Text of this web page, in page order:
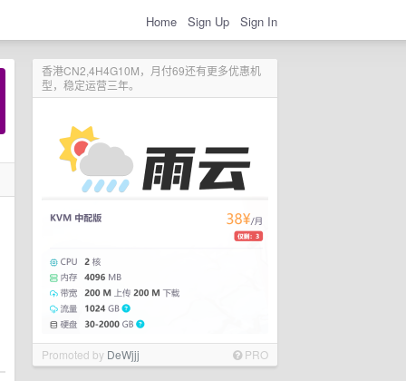
Home Sign Up Sign In
香港CN2,4H4G10M，月付69还有更多优惠机
型，稳定运营三年。
Promoted by DeWjjj PRO